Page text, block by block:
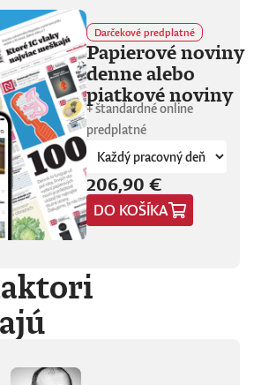
sa
nepoznali,
hudbe a
V
príde
reč na
Beatles,
Boha, GG
diagnózy,
working
revolúciu,
Darčekové predplatné
Papierové noviny
denne alebo
piatkové noviny
+ štandardné online
predplatné
206,90 €
DO KOŠÍKA